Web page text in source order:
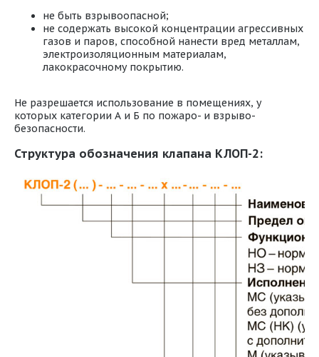
не быть взрывоопасной;
не содержать высокой концентрации агрессивных
газов и паров, способной нанести вред металлам,
электроизоляционным материалам,
лакокрасочному покрытию.
Не разрешается использование в помещениях, у
которых категории А и Б по пожаро- и взрыво-
безопасности.
Структура обозначения клапана КЛОП-2: